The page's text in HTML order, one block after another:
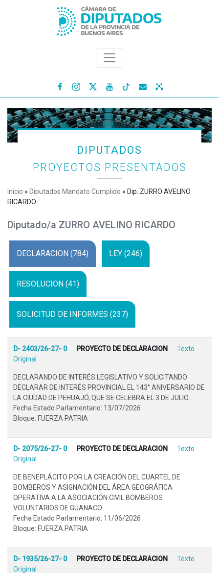
   
DIPUTADOS
PROYECTOS PRESENTADOS
Inicio » Diputados Mandato Cumplido » Dip. ZURRO AVELINO
RICARDO
Diputado/a ZURRO AVELINO RICARDO
DECLARACION (784) LEY (246)
RESOLUCION (41)
SOLICITUD DE INFORMES (237)
D- 2403/26-27- 0 PROYECTO DE DECLARACION
Texto
Original
DECLARANDO DE INTERÉS LEGISLATIVO Y SOLICITANDO
DECLARAR DE INTERÉS PROVINCIAL EL 143° ANIVERSARIO DE
LA CIUDAD DE PEHUAJÓ, QUE SE CELEBRA EL 3 DE JULIO..
Fecha Estado Parlamentario: 13/07/2026
Bloque: FUERZA PATRIA
D- 2075/26-27- 0 PROYECTO DE DECLARACION
Texto
Original
DE BENEPLÁCITO POR LA CREACIÓN DEL CUARTEL DE
BOMBEROS Y ASIGNACIÓN DEL ÁREA GEOGRÁFICA
OPERATIVA A LA ASOCIACIÓN CIVIL BOMBEROS
VOLUNTARIOS DE GUANACO..
Fecha Estado Parlamentario: 11/06/2026
Bloque: FUERZA PATRIA
D- 1935/26-27- 0 PROYECTO DE DECLARACION
Texto
Original